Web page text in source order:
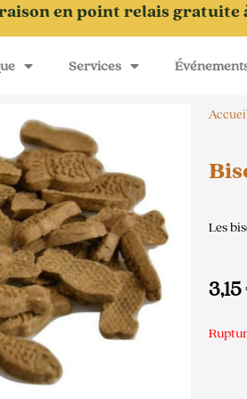
en point relais gratuite
Services
Les
3,15